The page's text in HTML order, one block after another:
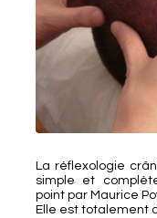
La réflexologie
simple et
point par Maurice
Elle est totalement